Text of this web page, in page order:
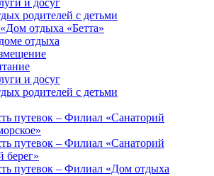
и досуг
родителей с детьми
отдыха «Бетта»
отдыха
и досуг
родителей с детьми
путевок – Филиал «Санаторий
путевок – Филиал «Санаторий
берег»
путевок – Филиал «Дом отдыха